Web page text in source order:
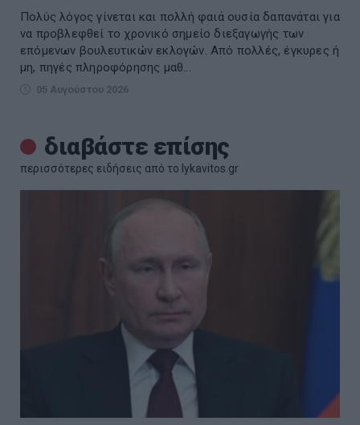
Πολύς λόγος γίνεται και πολλή φαιά ουσία δαπανάται για
να προβλεφθεί το χρονικό σημείο διεξαγωγής των
επόμενων βουλευτικών εκλογών. Από πολλές, έγκυρες ή
μη, πηγές πληροφόρησης μαθ...
05 Αυγούστου 2026
διαβάστε επίσης
περισσότερες ειδήσεις από το lykavitos.gr